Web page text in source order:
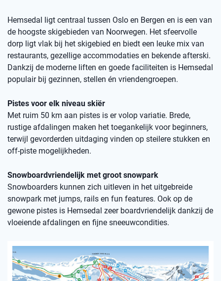
Hemsedal ligt centraal tussen Oslo en Bergen en is een van
de hoogste skigebieden van Noorwegen. Het sfeervolle
dorp ligt vlak bij het skigebied en biedt een leuke mix van
restaurants, gezellige accommodaties en bekende afterski.
Dankzij de moderne liften en goede faciliteiten is Hemsedal
populair bij gezinnen, stellen én vriendengroepen.
Pistes voor elk niveau skiër
Met ruim 50 km aan pistes is er volop variatie. Brede,
rustige afdalingen maken het toegankelijk voor beginners,
terwijl gevorderden uitdaging vinden op steilere stukken en
off-piste mogelijkheden.
Snowboardvriendelijk met groot snowpark
Snowboarders kunnen zich uitleven in het uitgebreide
snowpark met jumps, rails en fun features. Ook op de
gewone pistes is Hemsedal zeer boardvriendelijk dankzij de
vloeiende afdalingen en fijne sneeuwcondities.